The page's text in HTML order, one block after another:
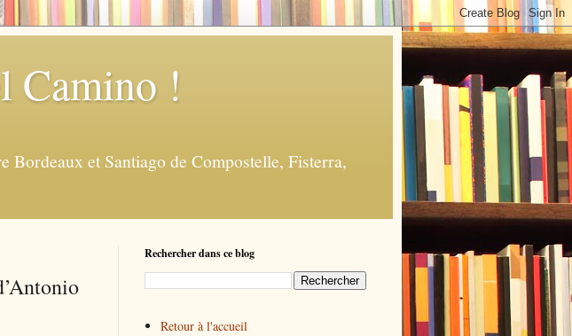
Camino !
Bordeaux et Santiago de Compostelle, Fisterra,
Rechercher dans ce blog
Retour à l'accueil